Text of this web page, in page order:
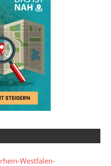
Westfalen-